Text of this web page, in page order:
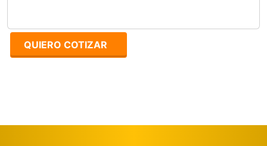
QUIERO COTIZAR